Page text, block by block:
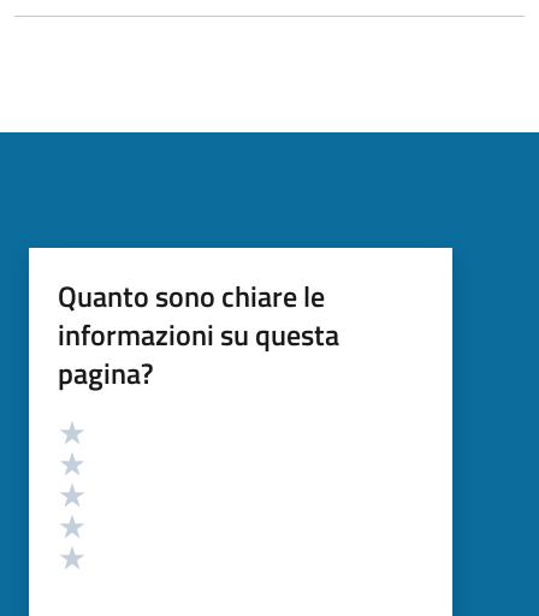
Quanto sono chiare le
informazioni su questa
pagina?
Valutazione